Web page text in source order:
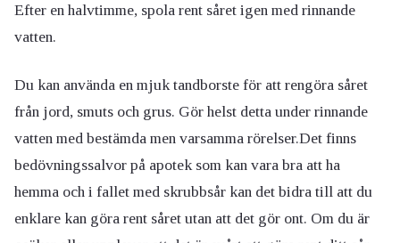
Efter en halvtimme, spola rent såret igen med rinnande
vatten.
Du kan använda en mjuk tandborste för att rengöra såret
från jord, smuts och grus. Gör helst detta under rinnande
vatten med bestämda men varsamma rörelser.Det finns
bedövningssalvor på apotek som kan vara bra att ha
hemma och i fallet med skrubbsår kan det bidra till att du
enklare kan göra rent såret utan att det gör ont. Om du är